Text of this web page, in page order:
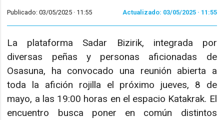
Publicado: 03/05/2025 · 11:55 Actualizado: 03/05/2025 · 11:55
La plataforma Sadar Bizirik, integrada por
diversas peñas y personas aficionadas de
Osasuna, ha convocado una reunión abierta a
toda la afición rojilla el próximo jueves, 8 de
mayo, a las 19:00 horas en el espacio Katakrak. El
encuentro busca poner en común distintos